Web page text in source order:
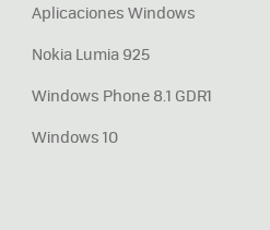
Aplicaciones Windows
Nokia Lumia 925
Windows Phone 8.1 GDR1
Windows 10